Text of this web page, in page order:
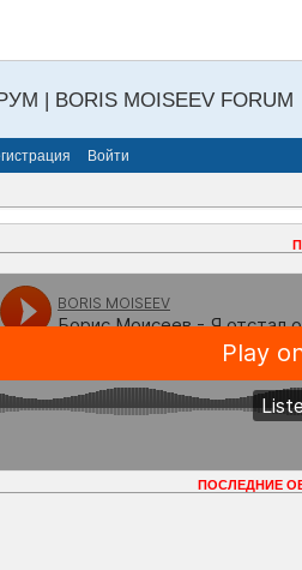
| BORIS MOISEEV FORUM
Войти
ПОСЛЕДНИЕ